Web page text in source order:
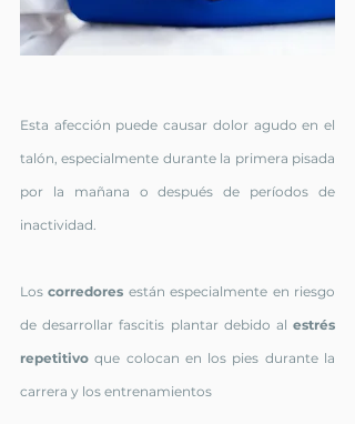
Esta afección puede causar dolor agudo en el
talón, especialmente durante la primera pisada
por la mañana o después de períodos de
inactividad.
Los corredores están especialmente en riesgo
de desarrollar fascitis plantar debido al estrés
repetitivo que colocan en los pies durante la
carrera y los entrenamientos